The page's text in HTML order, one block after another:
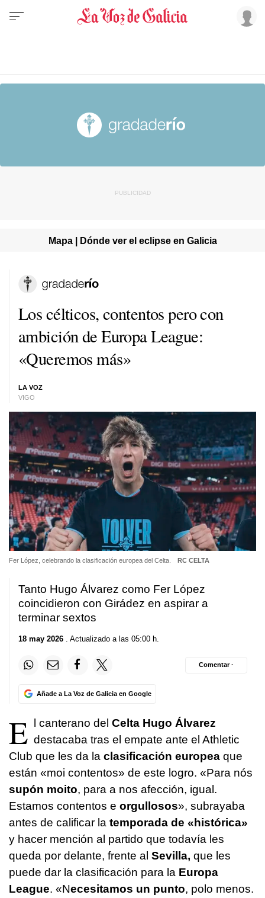
Mapa | Dónde ver el eclipse en Galicia
Los célticos, contentos pero con
ambición de Europa League:
«Queremos más»
LA VOZ
VIGO
Fer López, celebrando la clasificación europea del Celta. RC CELTA
Tanto Hugo Álvarez como Fer López
coincidieron con Girádez en aspirar a
terminar sextos
18 may 2026 . Actualizado a las 05:00 h.
Añade a La Voz de Galicia en Google
Comentar ·
E l canterano del Celta Hugo Álvarez
destacaba tras el empate ante el Athletic
Club que les da la clasificación europea que
están «moi contentos» de este logro. «Para nós
supón moito, para a nos afección, igual.
Estamos contentos e orgullosos», subrayaba
antes de calificar la temporada de «histórica»
y hacer mención al partido que todavía les
queda por delante, frente al Sevilla, que les
puede dar la clasificación para la Europa
League. «Necesitamos un punto, polo menos.